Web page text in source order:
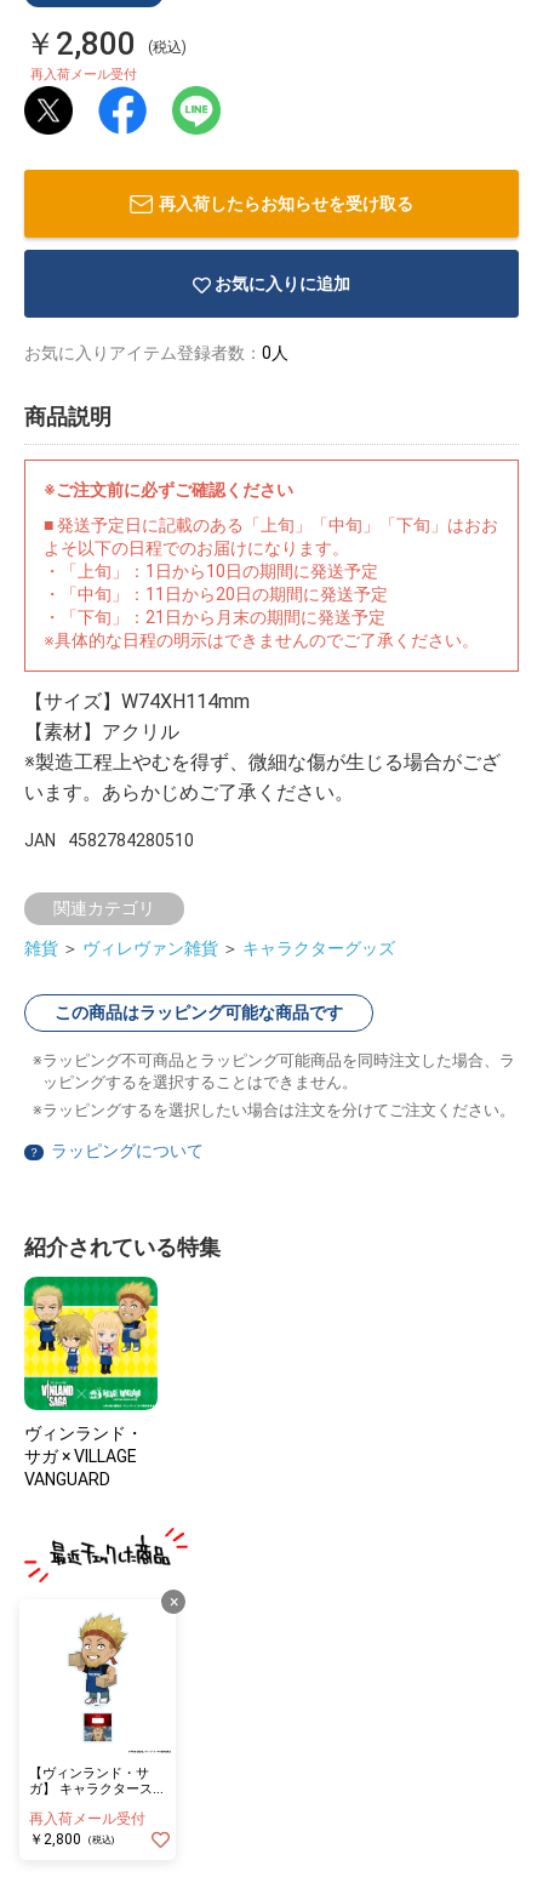
￥2,800 (税込)
再入荷メール受付
再入荷したらお知らせを受け取る
お気に入りに追加
お気に入りアイテム登録者数： 0人
商品説明
※ご注文前に必ずご確認ください
■ 発送予定日に記載のある「上旬」「中旬」「下旬」はおお
よそ以下の日程でのお届けになります。
・「上旬」：1日から10日の期間に発送予定
・「中旬」：11日から20日の期間に発送予定
・「下旬」：21日から月末の期間に発送予定
※具体的な日程の明示はできませんのでご了承ください。
【サイズ】W74XH114mm
【素材】アクリル
※製造工程上やむを得ず、微細な傷が生じる場合がござ
います。あらかじめご了承ください。
JAN 4582784280510
関連カテゴリ
雑貨 ＞ ヴィレヴァン雑貨 ＞ キャラクターグッズ
この商品はラッピング可能な商品です
ラッピング不可商品とラッピング可能商品を同時注文した場合、ラ
ッピングするを選択することはできません。
ラッピングするを選択したい場合は注文を分けてご注文ください。
？ ラッピングについて
紹介されている特集
ヴィンランド・
サガ × VILLAGE
VANGUARD
×
【ヴィンランド・サ
ガ】 キャラクタースタ
再入荷メール受付
￥2,800
(税込)
イラストレ
ーター
アダルトグ
ッズ